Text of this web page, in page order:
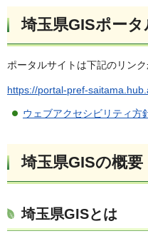
埼玉県GISポータ
ポータルサイトは下記のリンク
https://portal-pref-
ウェブアクセシビリティ方
埼玉県GISの概要
埼玉県GISとは